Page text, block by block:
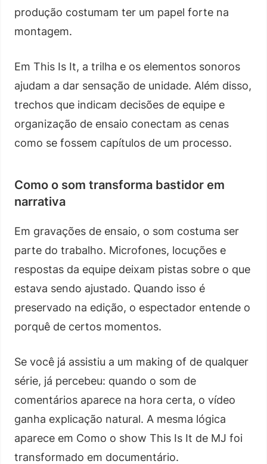
produção costumam ter um papel forte na
montagem.
Em This Is It, a trilha e os elementos sonoros
ajudam a dar sensação de unidade. Além disso,
trechos que indicam decisões de equipe e
organização de ensaio conectam as cenas
como se fossem capítulos de um processo.
Como o som transforma bastidor em
narrativa
Em gravações de ensaio, o som costuma ser
parte do trabalho. Microfones, locuções e
respostas da equipe deixam pistas sobre o que
estava sendo ajustado. Quando isso é
preservado na edição, o espectador entende o
porquê de certos momentos.
Se você já assistiu a um making of de qualquer
série, já percebeu: quando o som de
comentários aparece na hora certa, o vídeo
ganha explicação natural. A mesma lógica
aparece em Como o show This Is It de MJ foi
transformado em documentário.